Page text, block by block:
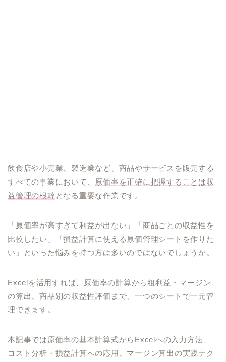
飲食店や小売業、製造業など、商品やサービスを販売する
すべての事業において、 原価率を正確に把握することは収
益管理の根幹 となる重要な作業です。
「原価率が高すぎて利益が出ない」「商品ごとの収益性を
比較したい」「損益計算に使える原価管理シートを作りた
い」といった悩みを持つ方は多いのではないでしょうか。
Excelを活用すれば、原価率の計算から粗利益・マージン
の算出、商品別の収益性評価まで、一つのシートで一元管
理できます。
本記事では原価率の基本計算式からExcelへの入力方法、
コスト分析・損益計算への応用、マージン算出の実践テク